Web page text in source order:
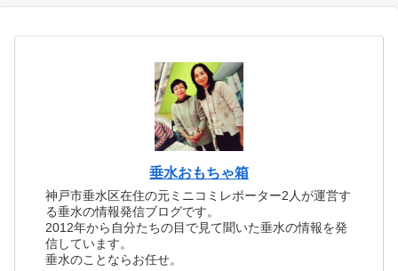
垂水おもちゃ箱
神戸市垂水区在住の元ミニコミレポーター2人が運営す
る垂水の情報発信ブログです。
2012年から自分たちの目で見て聞いた垂水の情報を発
信しています。
垂水のことならお任せ。